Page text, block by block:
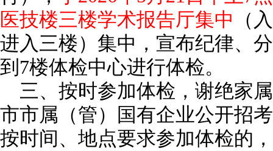
医技楼三楼学术报告厅集中
（
进入三楼）集中，宣布纪律、
到7楼体检中心进行体检。
三、按时参加体检，谢绝家
市市属（管）国有企业公开招
按时间、地点要求参加体检的